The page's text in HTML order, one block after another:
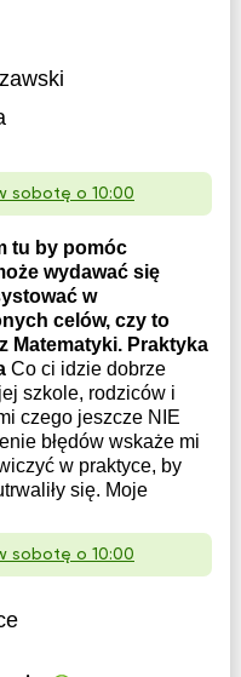
sobotę o 10:00
tu by pomóc
wydawać się
w
celów, czy to
Matematyki. Praktyka
Co ci idzie dobrze
szkole, rodziców i
czego jeszcze NIE
błędów wskaże mi
w praktyce, by
się. Moje
sobotę o 10:00